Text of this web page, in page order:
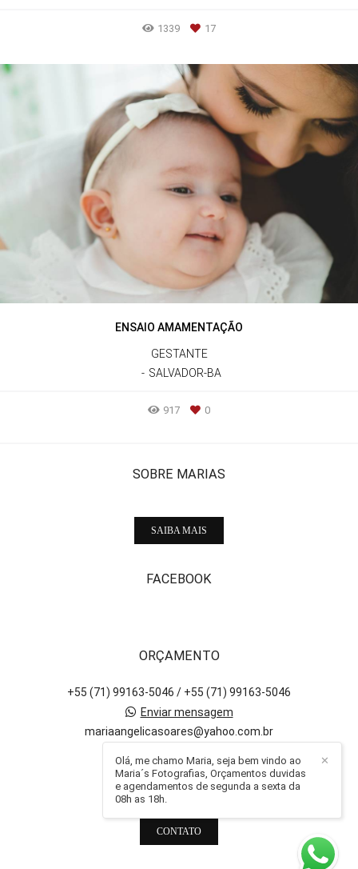
1339 17
ENSAIO AMAMENTAÇÃO
GESTANTE
SALVADOR-BA
917 0
SOBRE MARIAS
SAIBA MAIS
FACEBOOK
ORÇAMENTO
+55 (71) 99163-5046 / +55 (71) 99163-5046
Enviar mensagem
mariaangelicasoares@yahoo.com.br
CONTATO
✕
Olá, me chamo Maria, seja bem vindo ao
Maria´s Fotografias, Orçamentos duvidas
e agendamentos de segunda a sexta da
08h as 18h.